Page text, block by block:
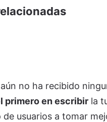
no ha recibido
primero en escribir la
de usuarios a tomar